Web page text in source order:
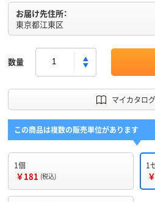
お届け先住所：
東京都江東区
数量
マイカタロ
この商品は複数の販売単位があります
1個
￥181 (税込)
1